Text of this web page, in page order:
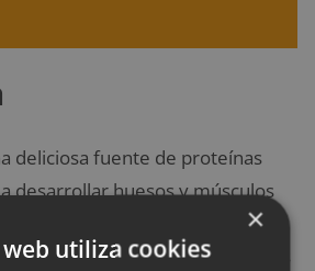
deliciosa fuente de proteínas
desarrollar huesos y músculos
algunos estudios dicen que
roja, particularmente partes
×
web utiliza cookies